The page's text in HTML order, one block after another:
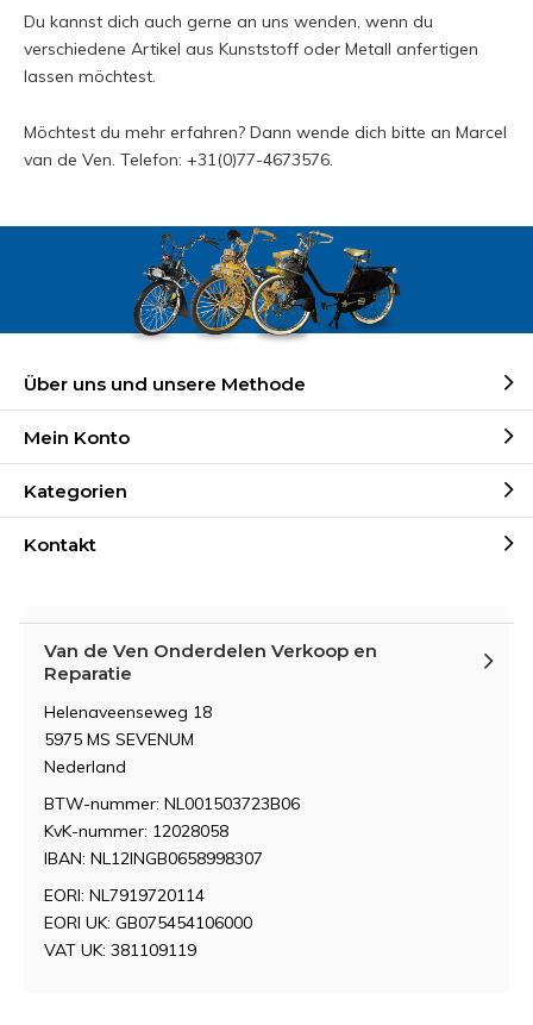
Du kannst dich auch gerne an uns wenden, wenn du
verschiedene Artikel aus Kunststoff oder Metall anfertigen
lassen möchtest.
Möchtest du mehr erfahren? Dann wende dich bitte an Marcel
van de Ven. Telefon: +31(0)77-4673576.
Über uns und unsere Methode
Mein Konto
Kategorien
Kontakt
Van de Ven Onderdelen Verkoop en
Reparatie
Helenaveenseweg 18
5975 MS SEVENUM
Nederland
BTW-nummer: NL001503723B06
KvK-nummer: 12028058
IBAN: NL12INGB0658998307
EORI: NL7919720114
EORI UK: GB075454106000
VAT UK: 381109119